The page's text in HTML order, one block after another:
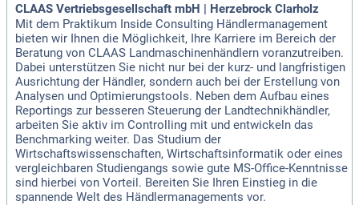
CLAAS Vertriebsgesellschaft mbH | Herzebrock Clarholz
Mit dem Praktikum Inside Consulting Händlermanagement
bieten wir Ihnen die Möglichkeit, Ihre Karriere im Bereich der
Beratung von CLAAS Landmaschinenhändlern voranzutreiben.
Dabei unterstützen Sie nicht nur bei der kurz- und langfristigen
Ausrichtung der Händler, sondern auch bei der Erstellung von
Analysen und Optimierungstools. Neben dem Aufbau eines
Reportings zur besseren Steuerung der Landtechnikhändler,
arbeiten Sie aktiv im Controlling mit und entwickeln das
Benchmarking weiter. Das Studium der
Wirtschaftswissenschaften, Wirtschaftsinformatik oder eines
vergleichbaren Studiengangs sowie gute MS-Office-Kenntnisse
sind hierbei von Vorteil. Bereiten Sie Ihren Einstieg in die
spannende Welt des Händlermanagements vor.